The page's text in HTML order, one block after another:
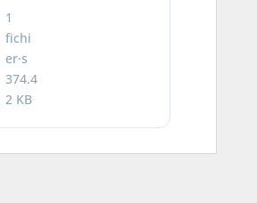
1
fichi
er·s
374.4
2 KB